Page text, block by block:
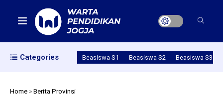
Categories Beasiswa S1 Beasiswa S2 Beasiswa S3
Home »Berita Provinsi